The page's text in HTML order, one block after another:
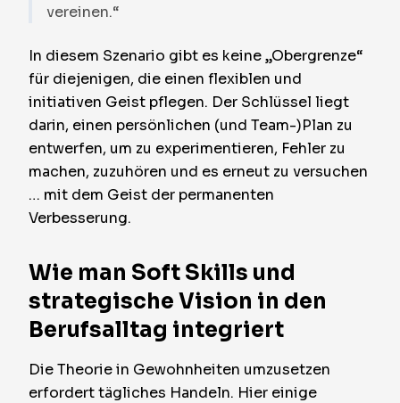
vereinen.“
In diesem Szenario gibt es keine „Obergrenze“
für diejenigen, die einen flexiblen und
initiativen Geist pflegen. Der Schlüssel liegt
darin, einen persönlichen (und Team-)Plan zu
entwerfen, um zu experimentieren, Fehler zu
machen, zuzuhören und es erneut zu versuchen
… mit dem Geist der permanenten
Verbesserung.
Wie man Soft Skills und
strategische Vision in den
Berufsalltag integriert
Die Theorie in Gewohnheiten umzusetzen
erfordert tägliches Handeln. Hier einige